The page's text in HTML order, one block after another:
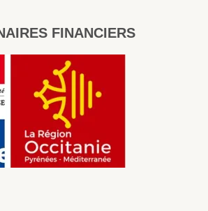
FINANCIERS